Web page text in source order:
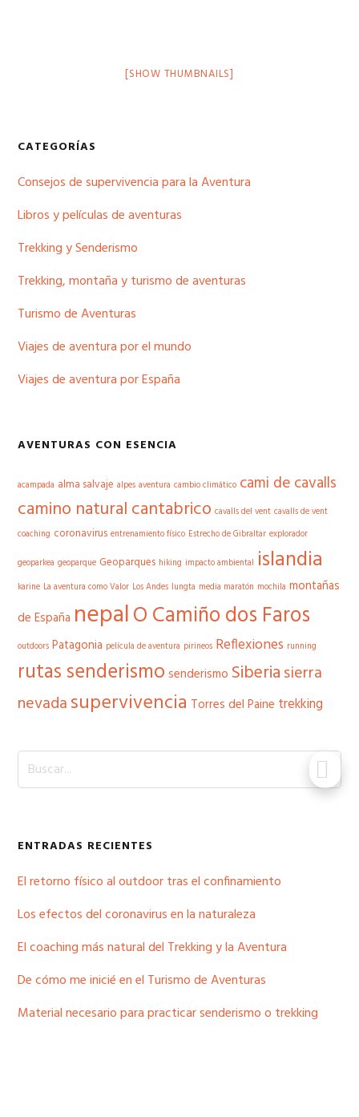
[SHOW THUMBNAILS]
Barra
lateral
principal
CATEGORÍAS
Consejos de supervivencia para la Aventura
Libros y películas de aventuras
Trekking y Senderismo
Trekking, montaña y turismo de aventuras
Turismo de Aventuras
Viajes de aventura por el mundo
Viajes de aventura por España
AVENTURAS CON ESENCIA
acampada alma salvaje alpes aventura cambio climático cami de cavalls
camino natural cantabrico cavalls del vent cavalls de vent
coaching coronavirus entrenamiento físico Estrecho de Gibraltar explorador
geoparkea geoparque Geoparques hiking impacto ambiental islandia
karine La aventura como Valor Los Andes lungta media maratón mochila montañas
de España nepalO Camiño dos Faros
outdoors Patagonia película de aventura pirineos Reflexiones running
rutas senderismo senderismo Siberiasierra
nevadasupervivencia Torres del Paine trekking
Buscar...
ENTRADAS RECIENTES
El retorno físico al outdoor tras el confinamiento
Los efectos del coronavirus en la naturaleza
El coaching más natural del Trekking y la Aventura
De cómo me inicié en el Turismo de Aventuras
Material necesario para practicar senderismo o trekking